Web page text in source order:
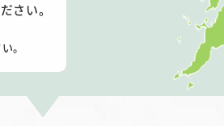
さい。
。